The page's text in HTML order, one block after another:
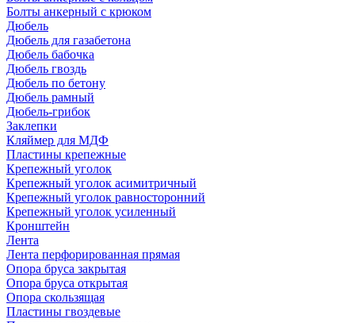
Болты анкерный с крюком
Дюбель
Дюбель для газабетона
Дюбель бабочка
Дюбель гвоздь
Дюбель по бетону
Дюбель рамный
Дюбель-грибок
Заклепки
Кляймер для МДФ
Пластины крепежные
Крепежный уголок
Крепежный уголок асимитричный
Крепежный уголок равносторонний
Крепежный уголок усиленный
Кронштейн
Лента
Лента перфорированная прямая
Опора бруса закрытая
Опора бруса открытая
Опора скользящая
Пластины гвоздевые